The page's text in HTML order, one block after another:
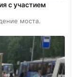
с участием
моста.